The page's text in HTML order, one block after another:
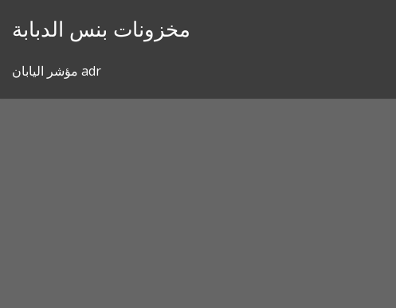
مخزونات بنس الدبابة
مؤشر اليابان adr